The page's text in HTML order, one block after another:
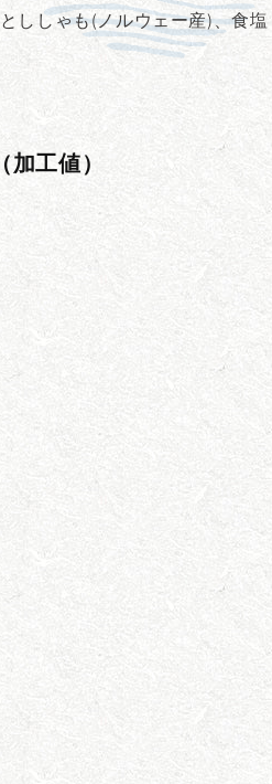
ししゃも(ノルウェー産)、食塩
加工値）